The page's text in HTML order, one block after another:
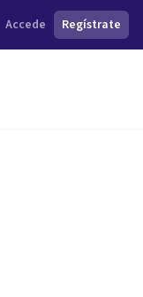
Accede Regístrate